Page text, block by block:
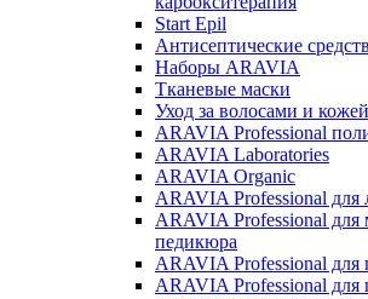
Start Epil
Антисептические
Наборы ARAVIA
Тканевые маски
Уход за волосами и
ARAVIA Professional
ARAVIA Laboratories
ARAVIA Organic
ARAVIA Professional для
ARAVIA Professional
педикюра
ARAVIA Professional для
ARAVIA Professional для